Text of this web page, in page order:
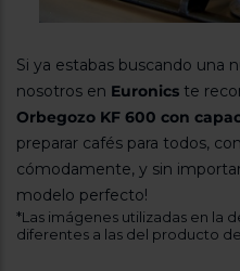
Si ya estabas buscando una
nosotros en Euronics te
Orbegozo KF 600 con
preparar cafés para todos,
cómodamente, y sin
modelo perfecto!
*Las imágenes utilizadas en la
diferentes a las del producto